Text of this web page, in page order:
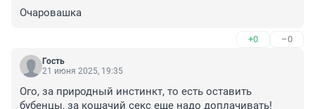
Очаровашка
+0 –0
Гость
21 июня 2025, 19:35
Ого, за природный инстинкт, то есть оставить
бубенцы, за кошачий секс еще надо доплачивать!